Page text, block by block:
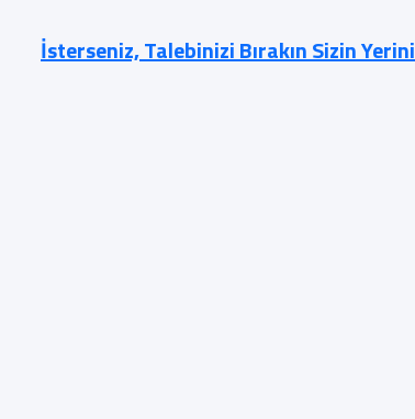
İsterseniz, Talebinizi Bırakın Sizin